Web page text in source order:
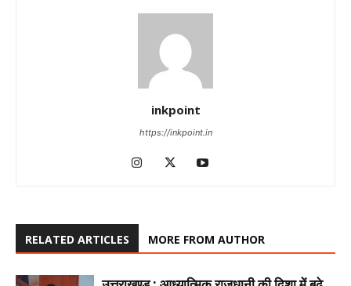
inkpoint
https://inkpoint.in
RELATED ARTICLES MORE FROM AUTHOR